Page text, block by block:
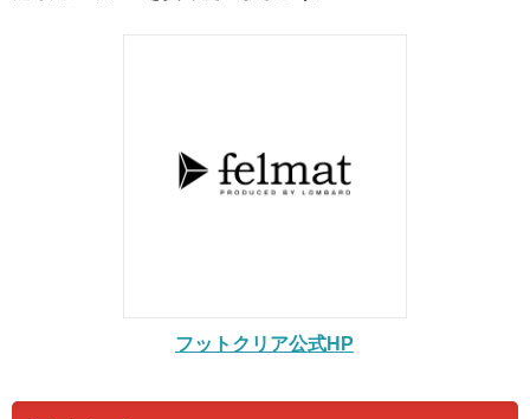
フットクリア公式HP